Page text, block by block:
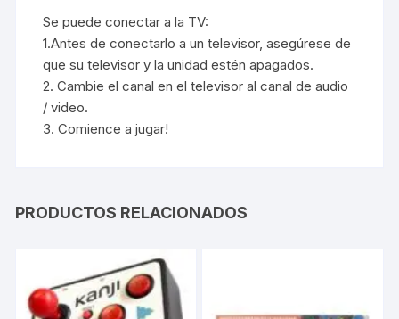
Se puede conectar a la TV:
1.Antes de conectarlo a un televisor, asegúrese de
que su televisor y la unidad estén apagados.
2. Cambie el canal en el televisor al canal de audio
/ video.
3. Comience a jugar!
PRODUCTOS RELACIONADOS